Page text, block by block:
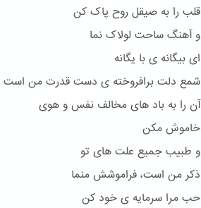
قلب را به صیقل روح پاک کن
و آهنگ ساحت لولاک نما
ای بیگانه ی با یگانه
شمع دلت برافروخته ی دست قدرت من است
آن را به باد های مخالف نفس و هوی
خاموش مکن
و طبیب جمیع علت های تو
ذکر من است، فراموشش منما
حب مرا سرمایه ی خود کن